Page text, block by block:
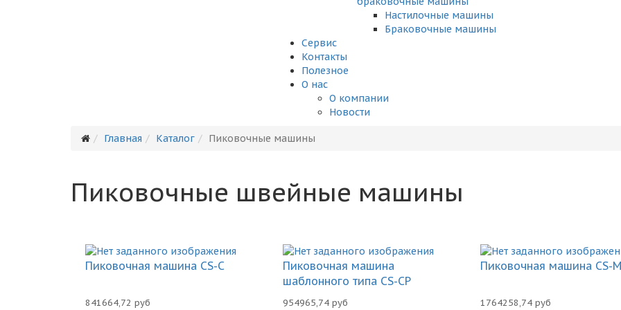
Настилочные машины
Браковочные машины
Сервис
Контакты
Полезное
О нас
О компании
Новости
Главная Каталог Пиковочные машины
Пиковочные швейные машины
Пиковочная машина CS-C
841664,72 руб
Пиковочная машина
шаблонного типа CS-CP
954965,74 руб
Пиковочная машина CS-M
1764258,74 руб